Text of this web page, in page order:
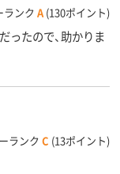
ランク A (130ポイント)
ったので、助かりま
ランク C (13ポイント)